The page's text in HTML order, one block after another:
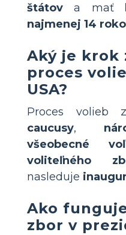
štátov a mať
najmenej 14
Aký je krok
proces
USA?
Proces volieb
caucusy,
všeobecné
voliteľného
nasleduje
Ako
zbor v